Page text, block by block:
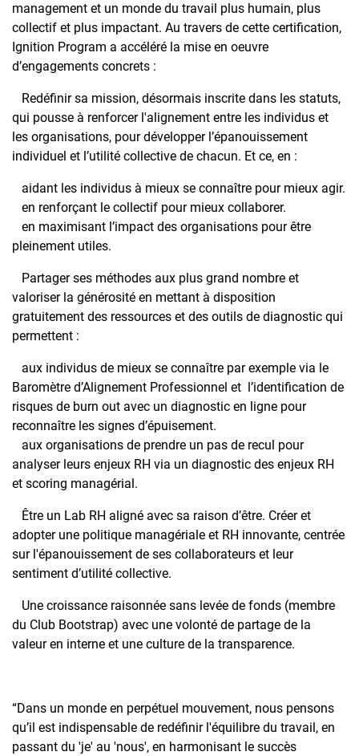
management et un monde du travail plus humain, plus
collectif et plus impactant. Au travers de cette certification,
Ignition Program a accéléré la mise en oeuvre
d’engagements concrets :
Redéfinir sa mission, désormais inscrite dans les statuts,
qui pousse à renforcer l'alignement entre les individus et
les organisations, pour développer l’épanouissement
individuel et l’utilité collective de chacun. Et ce, en :
aidant les individus à mieux se connaître pour mieux agir.
en renforçant le collectif pour mieux collaborer.
en maximisant l’impact des organisations pour être
pleinement utiles.
Partager ses méthodes aux plus grand nombre et
valoriser la générosité en mettant à disposition
gratuitement des ressources et des outils de diagnostic qui
permettent :
aux individus de mieux se connaître par exemple via le
Baromètre d’Alignement Professionnel et l’identification de
risques de burn out avec un diagnostic en ligne pour
reconnaître les signes d’épuisement.
aux organisations de prendre un pas de recul pour
analyser leurs enjeux RH via un diagnostic des enjeux RH
et scoring managérial.
Être un Lab RH aligné avec sa raison d’être. Créer et
adopter une politique managériale et RH innovante, centrée
sur l'épanouissement de ses collaborateurs et leur
sentiment d’utilité collective.
Une croissance raisonnée sans levée de fonds (membre
du Club Bootstrap) avec une volonté de partage de la
valeur en interne et une culture de la transparence.
“Dans un monde en perpétuel mouvement, nous pensons
qu’il est indispensable de redéfinir l'équilibre du travail, en
passant du 'je' au 'nous', en harmonisant le succès